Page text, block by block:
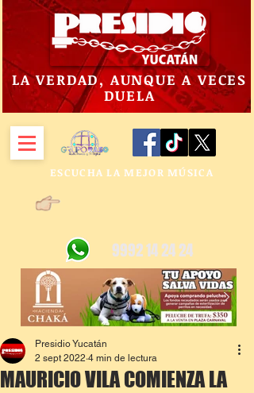
LA VERDAD, AUNQUE A VECES
DUELA
ESCUCHA LA MEJOR MÚSICA
9992 14 24 24
MAURICIO VILA COMIENZA LA
Presidio Yucatán
2 sept 2022 4 min de lectura